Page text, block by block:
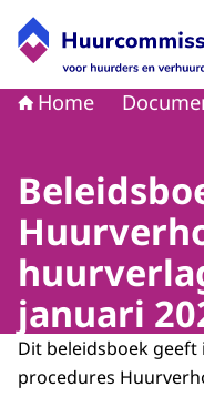
Naar de homepage
Home
januari
Dit beleidsboek
procedures